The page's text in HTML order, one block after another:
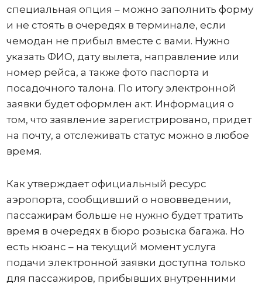
специальная опция – можно заполнить форму
и не стоять в очередях в терминале, если
чемодан не прибыл вместе с вами. Нужно
указать ФИО, дату вылета, направление или
номер рейса, а также фото паспорта и
посадочного талона. По итогу электронной
заявки будет оформлен акт. Информация о
том, что заявление зарегистрировано, придет
на почту, а отслеживать статус можно в любое
время.
Как утверждает официальный ресурс
аэропорта, сообщивший о нововведении,
пассажирам больше не нужно будет тратить
время в очередях в бюро розыска багажа. Но
есть нюанс – на текущий момент услуга
подачи электронной заявки доступна только
для пассажиров, прибывших внутренними